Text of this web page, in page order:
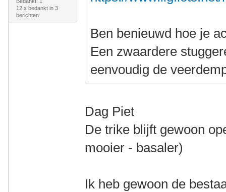
12 x bedankt in 3
berichten
Ben benieuwd hoe je
Een zwaardere
eenvoudig de
Dag Piet
De trike blijft gewoon
mooier - basaler)
Ik heb gewoon de